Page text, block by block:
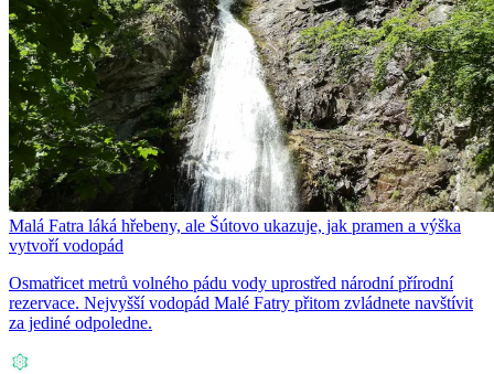
Malá Fatra láká hřebeny, ale Šútovo ukazuje, jak pramen a výška
vytvoří vodopád
Osmatřicet metrů volného pádu vody uprostřed národní přírodní
rezervace. Nejvyšší vodopád Malé Fatry přitom zvládnete navštívit
za jediné odpoledne.